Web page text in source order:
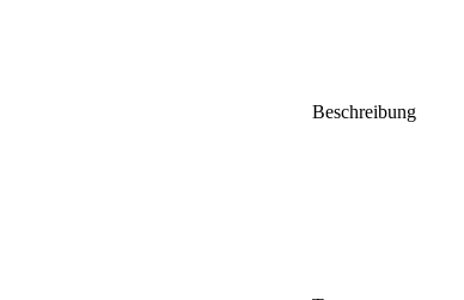
Beschreibung